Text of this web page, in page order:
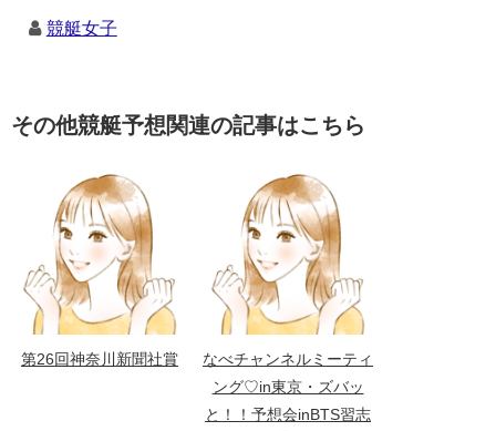
競艇女子
その他競艇予想関連の記事はこちら
第26回神奈川新聞社賞
なべチャンネルミーティ
ング♡in東京・ズバッ
と！！予想会inBTS習志